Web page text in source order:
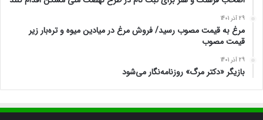
29 آذر 1401
مرغ به قیمت مصوب رسید/ فروش مرغ در میادین میوه و تره‌بار زیر
قیمت مصوب
29 آذر 1401
بازیگر «دکتر مرگ» روزنامه‌نگار می‌شود